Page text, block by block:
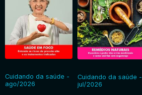
Cuidando da saúde -
ago/2026
Cuidando da saúde -
jul/2026